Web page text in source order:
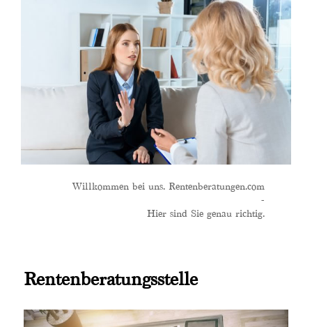
Willkommen bei uns. Rentenberatungen.com
-
Hier sind Sie genau richtig.
Rentenberatungsstelle